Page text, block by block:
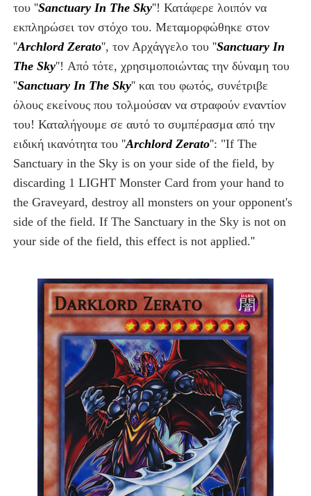
του ''Sanctuary In The Sky''! Κατάφερε λοιπόν να
εκπληρώσει τον στόχο του. Μεταμορφώθηκε στον
''Archlord Zerato'', τον Αρχάγγελο του ''Sanctuary In
The Sky''! Από τότε, χρησιμοποιώντας την δύναμη του
''Sanctuary In The Sky'' και του φωτός, συνέτριβε
όλους εκείνους που τολμούσαν να στραφούν εναντίον
του! Καταλήγουμε σε αυτό το συμπέρασμα από την
ειδική ικανότητα του ''Archlord Zerato'': "If The
Sanctuary in the Sky is on your side of the field, by
discarding 1 LIGHT Monster Card from your hand to
the Graveyard, destroy all monsters on your opponent's
side of the field. If The Sanctuary in the Sky is not on
your side of the field, this effect is not applied.''